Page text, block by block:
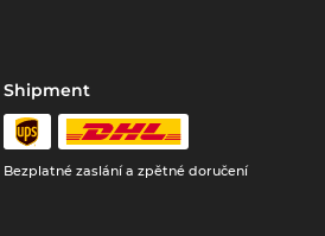
Shipment
Bezplatné zaslání a zpětné doručení